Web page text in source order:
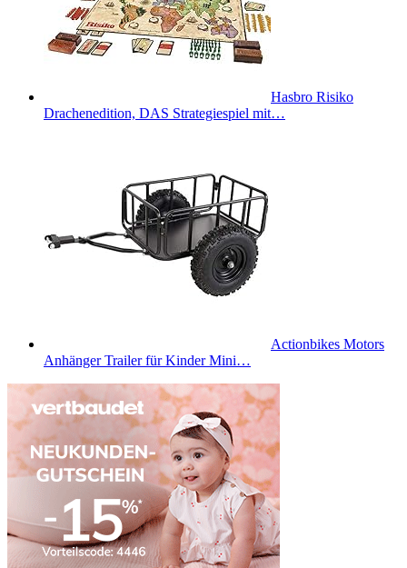
Hasbro Risiko
Drachenedition, DAS Strategiespiel mit…
Actionbikes Motors
Anhänger Trailer für Kinder Mini…